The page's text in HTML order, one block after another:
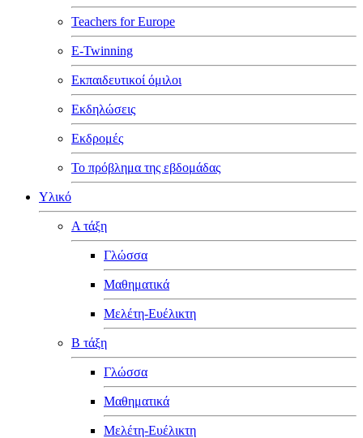
Teachers for Europe
E-Twinning
Εκπαιδευτικοί όμιλοι
Εκδηλώσεις
Εκδρομές
Το πρόβλημα της εβδομάδας
Υλικό
Α τάξη
Γλώσσα
Μαθηματικά
Μελέτη-Ευέλικτη
Β τάξη
Γλώσσα
Μαθηματικά
Μελέτη-Ευέλικτη